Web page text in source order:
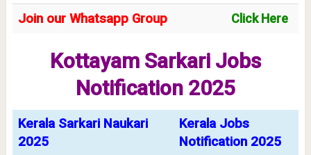
Join our Whatsapp Group Click Here
Kottayam Sarkari Jobs
Notification 2025
Kerala Sarkari Naukari
2025
Kerala Jobs
Notification 2025